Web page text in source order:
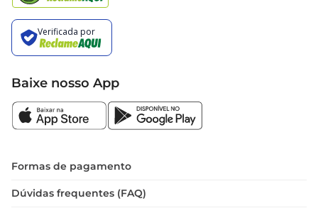
Baixe nosso App
Formas de pagamento
Dúvidas frequentes (FAQ)